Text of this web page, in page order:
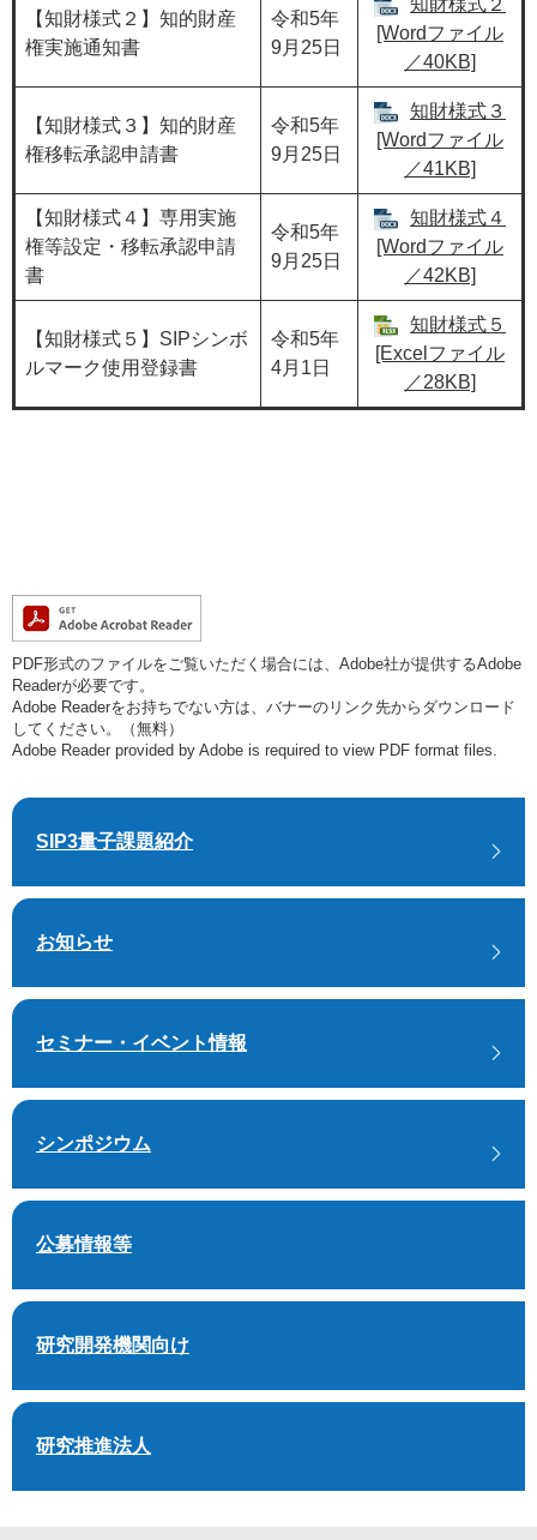
【知財様式２】知的財産
権実施通知書
令和5年
9月25日
知財様式２
[Wordファイル
／40KB]
【知財様式３】知的財産
権移転承認申請書
令和5年
9月25日
知財様式３
[Wordファイル
／41KB]
【知財様式４】専用実施
権等設定・移転承認申請
書
令和5年
9月25日
知財様式４
[Wordファイル
／42KB]
【知財様式５】SIPシンボ
ルマーク使用登録書
令和5年
4月1日
知財様式５
[Excelファイル
／28KB]
PDF形式のファイルをご覧いただく場合には、Adobe社が提供するAdobe
Readerが必要です。
Adobe Readerをお持ちでない方は、バナーのリンク先からダウンロード
してください。（無料）
Adobe Reader provided by Adobe is required to view PDF format files.
SIP3量子課題紹介
お知らせ
セミナー・イベント情報
シンポジウム
公募情報等
研究開発機関向け
研究推進法人